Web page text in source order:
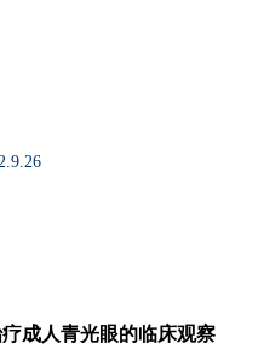
成人青光眼的临床观察